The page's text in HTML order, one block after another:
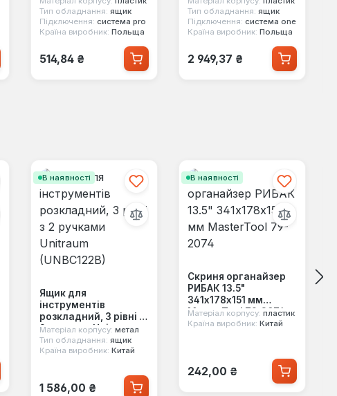
(SKRQPROBEX2CZAPG
003)
Тип обладнання: ящик
Підключення: система pro
Країна виробник: Польща
Звичайна ціна:
514,84 ₴
3)
Тип обладнання: ящик
Підключення: система one
Країна виробник: Польща
Звичайна ціна:
2 949,37 ₴
В наявності
Ящик для
інструментів
розкладний, 3 рівні з
2 ручками Unitraum
(UNBC122B)
Матеріал корпусу: метал
Тип обладнання: ящик
Країна виробник: Китай
Звичайна ціна:
1 586,00 ₴
В наявності
Скриня органайзер
РИБАК 13.5"
341х178х151 мм
MasterTool 79-2074
Матеріал корпусу: пластик
Країна виробник: Китай
Звичайна ціна:
242,00 ₴